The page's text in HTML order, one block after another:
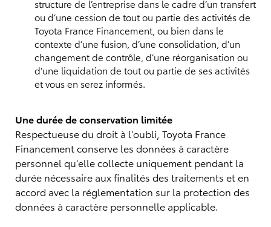
structure de l’entreprise dans le cadre d’un transfert
ou d’une cession de tout ou partie des activités de
Toyota France Financement, ou bien dans le
contexte d’une fusion, d’une consolidation, d’un
changement de contrôle, d’une réorganisation ou
d’une liquidation de tout ou partie de ses activités
et vous en serez informés.
Une durée de conservation limitée
Respectueuse du droit à l’oubli, Toyota France
Financement conserve les données à caractère
personnel qu’elle collecte uniquement pendant la
durée nécessaire aux finalités des traitements et en
accord avec la réglementation sur la protection des
données à caractère personnelle applicable.